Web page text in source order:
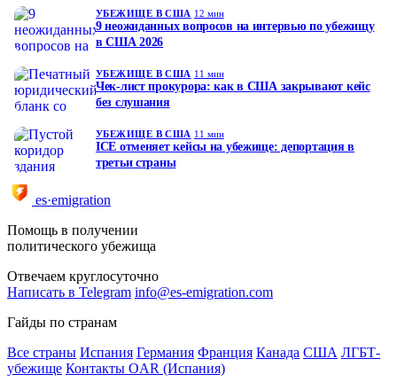
УБЕЖИЩЕ В США 12 мин
9 неожиданных вопросов на интервью по убежищу
в США 2026
УБЕЖИЩЕ В США 11 мин
Чек-лист прокурора: как в США закрывают кейс
без слушания
УБЕЖИЩЕ В США 11 мин
ICE отменяет кейсы на убежище: депортация в
третьи страны
es·emigration
Помощь в получении
политического убежища
Отвечаем круглосуточно
Написать в Telegram info@es-emigration.com
Гайды по странам
Все страны Испания Германия Франция Канада США ЛГБТ-
убежище Контакты OAR (Испания)